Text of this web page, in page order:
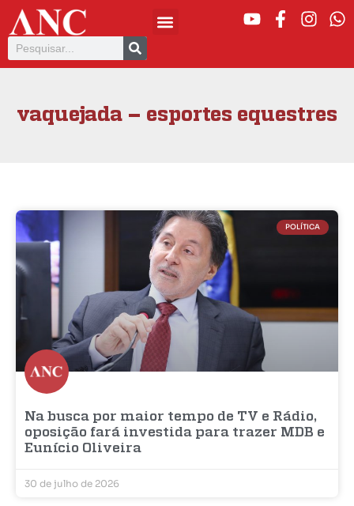
vaquejada – esportes equestres
POLÍTICA
Na busca por maior tempo de TV e Rádio,
oposição fará investida para trazer MDB e
Eunício Oliveira
30 de julho de 2026